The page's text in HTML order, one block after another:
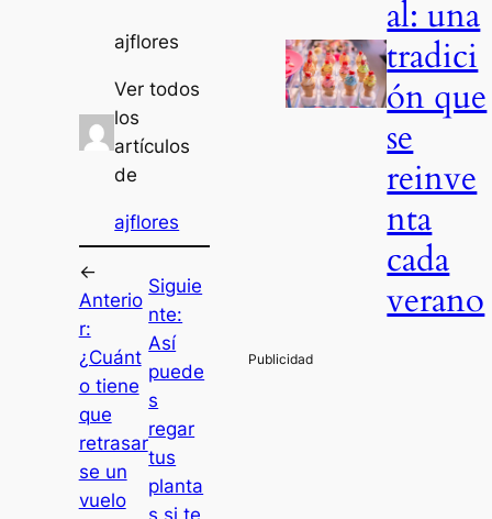
ajflores
Ver todos
los
artículos
de
ajflores
←
Anterio
r:
¿Cuánt
o tiene
que
retrasar
se un
vuelo
Siguie
nte:
Así
puede
s
regar
tus
planta
s si te
al: una
tradici
ón que
se
reinve
nta
cada
verano